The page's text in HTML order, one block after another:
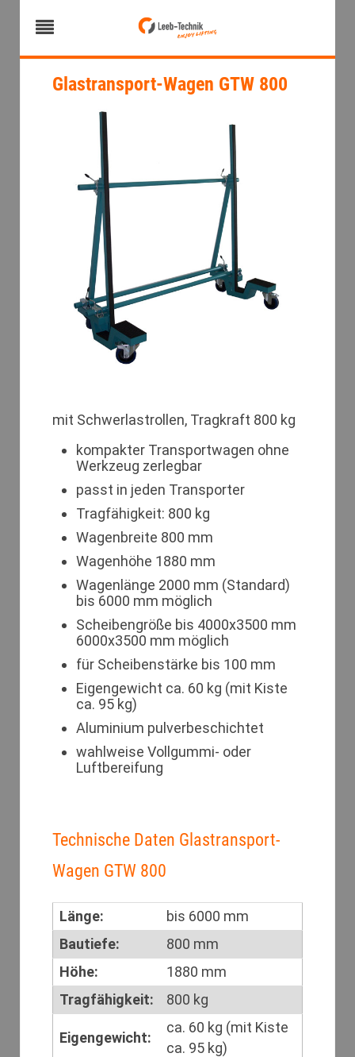
Glastransport-Wagen GTW 800
mit Schwerlastrollen, Tragkraft 800 kg
kompakter Transportwagen ohne
Werkzeug zerlegbar
passt in jeden Transporter
Tragfähigkeit: 800 kg
Wagenbreite 800 mm
Wagenhöhe 1880 mm
Wagenlänge 2000 mm (Standard)
bis 6000 mm möglich
Scheibengröße bis 4000x3500 mm
6000x3500 mm möglich
für Scheibenstärke bis 100 mm
Eigengewicht ca. 60 kg (mit Kiste
ca. 95 kg)
Aluminium pulverbeschichtet
wahlweise Vollgummi- oder
Luftbereifung
Technische Daten Glastransport-
Wagen GTW 800
Länge:
bis 6000 mm
Bautiefe:
800 mm
Höhe:
1880 mm
Tragfähigkeit:
800 kg
Eigengewicht:
ca. 60 kg (mit Kiste
ca. 95 kg)